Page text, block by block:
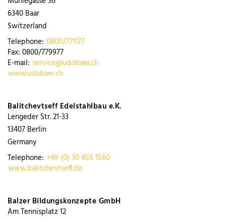
6340 Baar
Switzerland
Telephone: 0800/771177
Fax: 0800/779977
E-mail: service@udobaer.ch
www.udobaer.ch
Balitchevtseff Edelstahlbau e.K.
Lengeder Str. 21-33
13407 Berlin
Germany
Telephone: +49 (0) 30 455 1560
www.balitchevtseff.de
Balzer Bildungskonzepte GmbH
Am Tennisplatz 12